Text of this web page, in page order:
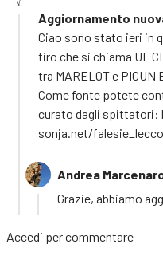
Aggiornamento
Ciao sono stato ieri in
tiro che si chiama UL
tra MARELOT e PICUN
Come fonte potete
curato dagli
sonja.net/
Andrea
Grazie, abbiamo
Accedi per commentare